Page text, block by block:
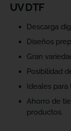
UV DTF
Descarga
Diseños
Gran
Posibilidad
Ideales
Ahorro de
productos.